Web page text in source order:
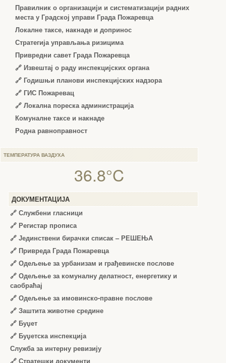
Правилник о организацији и систематизацији радних
места у Градској управи Града Пожаревца
Локалне таксе, накнаде и допринос
Стратегија управљања ризицима
Привредни савет Града Пожаревца
🔗 Извештај о раду инспекцијских органа
🔗 Годишњи планови инспекцијских надзора
🔗 ГИС Пожаревац
🔗 Локална пореска администрација
Комуналне таксе и накнаде
Родна равноправност
ТЕМПЕРАТУРА ВАЗДУХА
36.8°C
ДОКУМЕНТАЦИЈА
🔗 Службени гласници
🔗 Регистар прописа
🔗 Јединствени бирачки списак – РЕШЕЊА
🔗 Привреда Града Пожаревца
🔗 Одељење за урбанизам и грађевинске послове
🔗 Одељење за комуналну делатност, енергетику и
саобраћај
🔗 Одељење за имовинско-правне послове
🔗 Заштита животне средине
🔗 Буџет
🔗 Буџетска инспекција
Служба за интерну ревизију
🔗 Стратешки документи